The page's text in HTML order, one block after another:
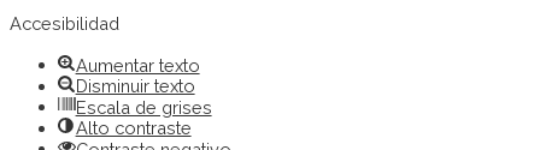
de
Accesibilidad
Aumentar texto
Disminuir texto
Escala de grises
Alto contraste